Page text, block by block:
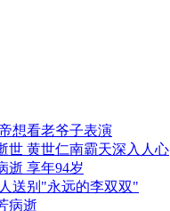
方不予追究
想看老爷子表演
世 黄世仁南霸天深入人心
逝 享年94岁
送别"永远的李双双"
病逝